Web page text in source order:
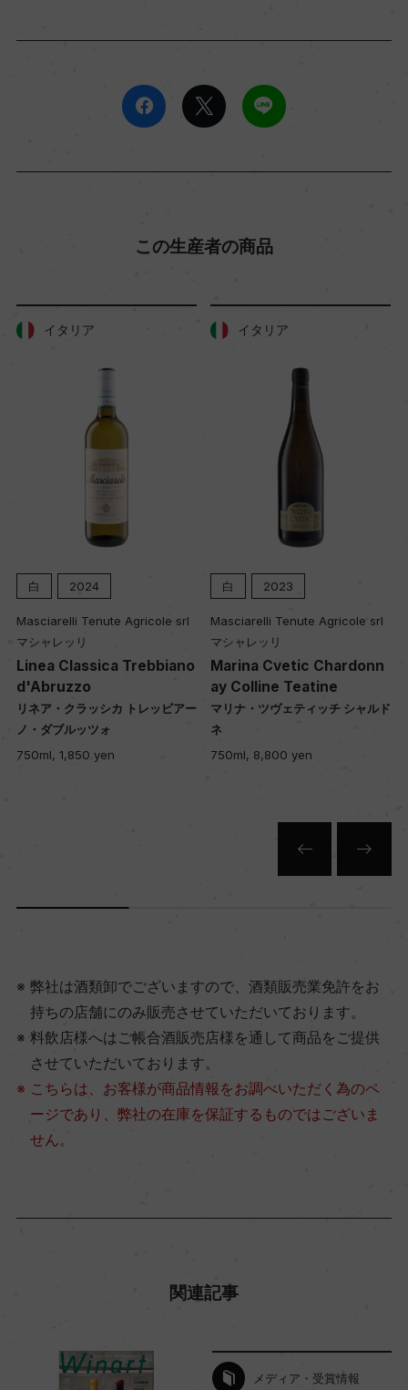
この生産者の商品
イタリア
白 2024
Masciarelli Tenute Agricole srl
マシャレッリ
Linea Classica Trebbiano
d'Abruzzo
リネア・クラッシカ トレッビアー
ノ・ダブルッツォ
750ml, 1,850 yen
イタリア
白 2023
Masciarelli Tenute Agricole srl
マシャレッリ
Marina Cvetic Chardonn
ay Colline Teatine
マリナ・ツヴェティッチ シャルド
ネ
750ml, 8,800 yen
弊社は酒類卸でございますので、酒類販売業免許をお
持ちの店舗にのみ販売させていただいております。
料飲店様へはご帳合酒販売店様を通して商品をご提供
させていただいております。
こちらは、お客様が商品情報をお調べいただく為のペ
ージであり、弊社の在庫を保証するものではございま
せん。
関連記事
メディア・受賞情報